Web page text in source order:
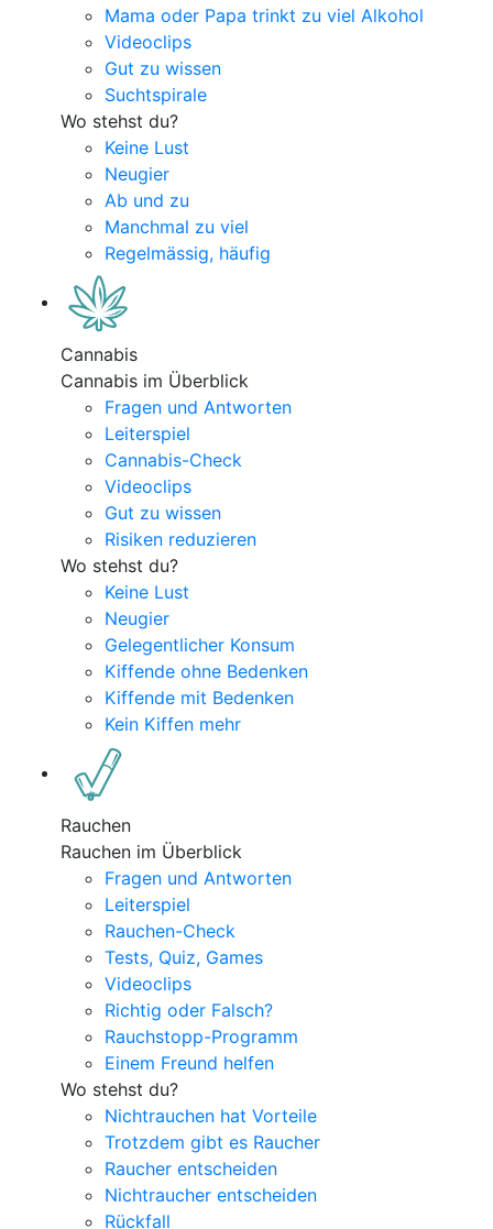
Mama oder Papa trinkt zu viel Alkohol
Videoclips
Gut zu wissen
Suchtspirale
Wo stehst du?
Keine Lust
Neugier
Ab und zu
Manchmal zu viel
Regelmässig, häufig
Cannabis
Cannabis im Überblick
Fragen und Antworten
Leiterspiel
Cannabis-Check
Videoclips
Gut zu wissen
Risiken reduzieren
Wo stehst du?
Keine Lust
Neugier
Gelegentlicher Konsum
Kiffende ohne Bedenken
Kiffende mit Bedenken
Kein Kiffen mehr
Rauchen
Rauchen im Überblick
Fragen und Antworten
Leiterspiel
Rauchen-Check
Tests, Quiz, Games
Videoclips
Richtig oder Falsch?
Rauchstopp-Programm
Einem Freund helfen
Wo stehst du?
Nichtrauchen hat Vorteile
Trotzdem gibt es Raucher
Raucher entscheiden
Nichtraucher entscheiden
Rückfall